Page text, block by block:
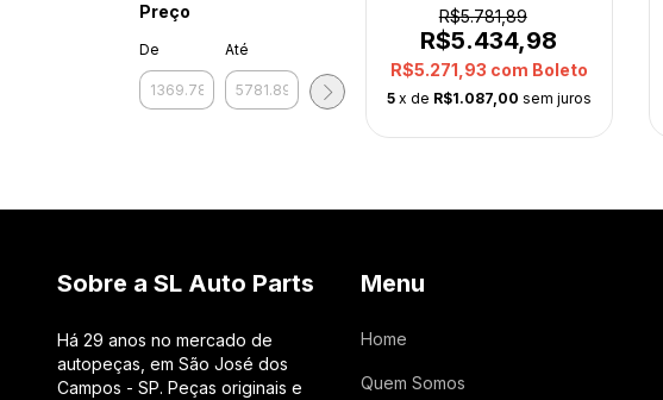
Preço
De Até
R$5.781,89
R$5.434,98
R$5.271,93 com Boleto
5 x de R$1.087,00 sem juros
Sobre a SL Auto Parts
Há 29 anos no mercado de
autopeças, em São José dos
Campos - SP. Peças originais e
Menu
Home
Quem Somos